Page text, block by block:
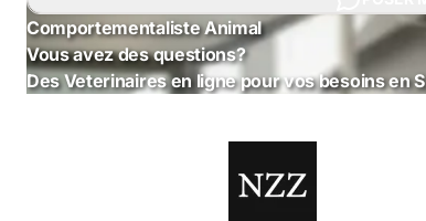
Comportementaliste Animal
Vous avez des questions?
Des Veterinaires en ligne pour vos besoins en